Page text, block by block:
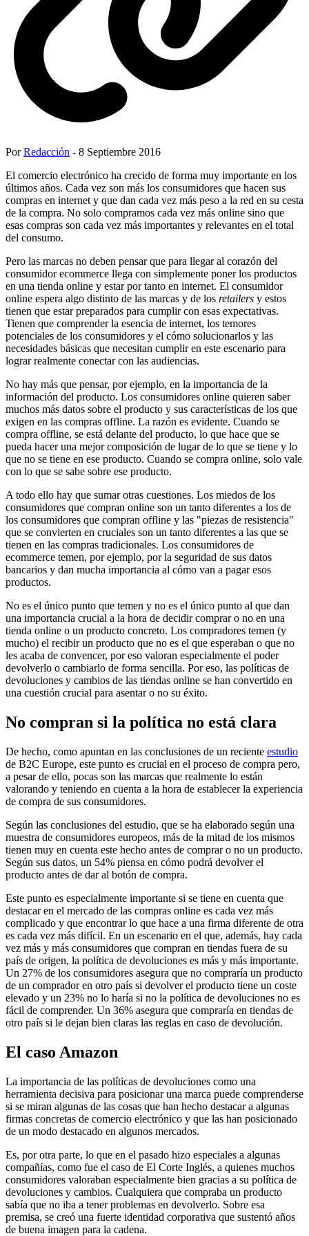
PorRedacción - 8 Septiembre 2016
El comercio electrónico ha crecido de forma muy importante en los
últimos años. Cada vez son más los consumidores que hacen sus
compras en internet y que dan cada vez más peso a la red en su cesta
de la compra. No solo compramos cada vez más online sino que
esas compras son cada vez más importantes y relevantes en el total
del consumo.
Pero las marcas no deben pensar que para llegar al corazón del
consumidor ecommerce llega con simplemente poner los productos
en una tienda online y estar por tanto en internet. El consumidor
online espera algo distinto de las marcas y de los retailers y estos
tienen que estar preparados para cumplir con esas expectativas.
Tienen que comprender la esencia de internet, los temores
potenciales de los consumidores y el cómo solucionarlos y las
necesidades básicas que necesitan cumplir en este escenario para
lograr realmente conectar con las audiencias.
No hay más que pensar, por ejemplo, en la importancia de la
información del producto. Los consumidores online quieren saber
muchos más datos sobre el producto y sus características de los que
exigen en las compras offline. La razón es evidente. Cuando se
compra offline, se está delante del producto, lo que hace que se
pueda hacer una mejor composición de lugar de lo que se tiene y lo
que no se tiene en ese producto. Cuando se compra online, solo vale
con lo que se sabe sobre ese producto.
A todo ello hay que sumar otras cuestiones. Los miedos de los
consumidores que compran online son un tanto diferentes a los de
los consumidores que compran offline y las "piezas de resistencia"
que se convierten en cruciales son un tanto diferentes a las que se
tienen en las compras tradicionales. Los consumidores de
ecommerce temen, por ejemplo, por la seguridad de sus datos
bancarios y dan mucha importancia al cómo van a pagar esos
productos.
No es el único punto que temen y no es el único punto al que dan
una importancia crucial a la hora de decidir comprar o no en una
tienda online o un producto concreto. Los compradores temen (y
mucho) el recibir un producto que no es el que esperaban o que no
les acaba de convencer, por eso valoran especialmente el poder
devolverlo o cambiarlo de forma sencilla. Por eso, las políticas de
devoluciones y cambios de las tiendas online se han convertido en
una cuestión crucial para asentar o no su éxito.
No compran si la política no está clara
De hecho, como apuntan en las conclusiones de un reciente estudio
de B2C Europe, este punto es crucial en el proceso de compra pero,
a pesar de ello, pocas son las marcas que realmente lo están
valorando y teniendo en cuenta a la hora de establecer la experiencia
de compra de sus consumidores.
Según las conclusiones del estudio, que se ha elaborado según una
muestra de consumidores europeos, más de la mitad de los mismos
tienen muy en cuenta este hecho antes de comprar o no un producto.
Según sus datos, un 54% piensa en cómo podrá devolver el
producto antes de dar al botón de compra.
Este punto es especialmente importante si se tiene en cuenta que
destacar en el mercado de las compras online es cada vez más
complicado y que encontrar lo que hace a una firma diferente de otra
es cada vez más difícil. En un escenario en el que, además, hay cada
vez más y más consumidores que compran en tiendas fuera de su
país de origen, la política de devoluciones es más y más importante.
Un 27% de los consumidores asegura que no compraría un producto
de un comprador en otro país si devolver el producto tiene un coste
elevado y un 23% no lo haría si no la política de devoluciones no es
fácil de comprender. Un 36% asegura que compraría en tiendas de
otro país si le dejan bien claras las reglas en caso de devolución.
El caso Amazon
La importancia de las políticas de devoluciones como una
herramienta decisiva para posicionar una marca puede comprenderse
si se miran algunas de las cosas que han hecho destacar a algunas
firmas concretas de comercio electrónico y que las han posicionado
de un modo destacado en algunos mercados.
Es, por otra parte, lo que en el pasado hizo especiales a algunas
compañías, como fue el caso de El Corte Inglés, a quienes muchos
consumidores valoraban especialmente bien gracias a su política de
devoluciones y cambios. Cualquiera que compraba un producto
sabía que no iba a tener problemas en devolverlo. Sobre esa
premisa, se creó una fuerte identidad corporativa que sustentó años
de buena imagen para la cadena.